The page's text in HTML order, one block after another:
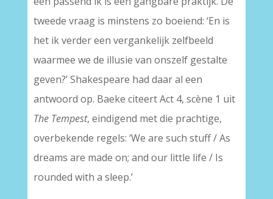
tweede vraag is minstens zo boeiend: ‘En is
het ik verder een vergankelijk zelfbeeld
waarmee we de illusie van onszelf gestalte
geven?’ Shakespeare had daar al een
antwoord op. Baeke citeert Act 4, scène 1 uit
The Tempest, eindigend met die prachtige,
overbekende regels: ‘We are such stuff / As
dreams are made on; and our little life / Is
rounded with a sleep.’